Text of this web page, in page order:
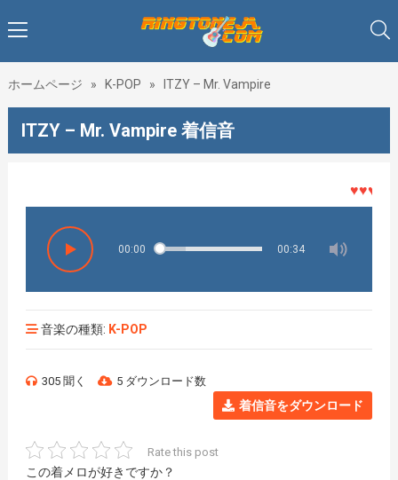
ホームページ » K-POP » ITZY – Mr. Vampire
ITZY – Mr. Vampire 着信音
♥♥♥着メ
00:00 00:34
音楽の種類: K-POP
305 聞く 5 ダウンロード数
着信音をダウンロード
Rate this post
この着メロが好きですか？